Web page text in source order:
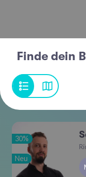
Finde dein
30%
Neu